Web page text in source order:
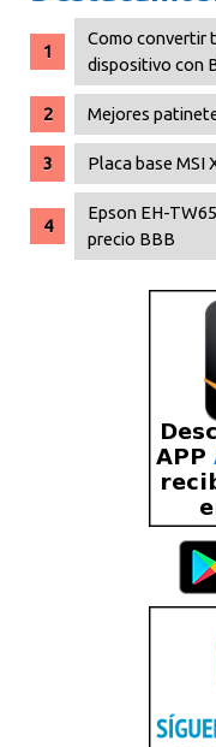
Como convertir
dispositivo con
Mejores
Placa base MSI
Epson EH-
precio BBB